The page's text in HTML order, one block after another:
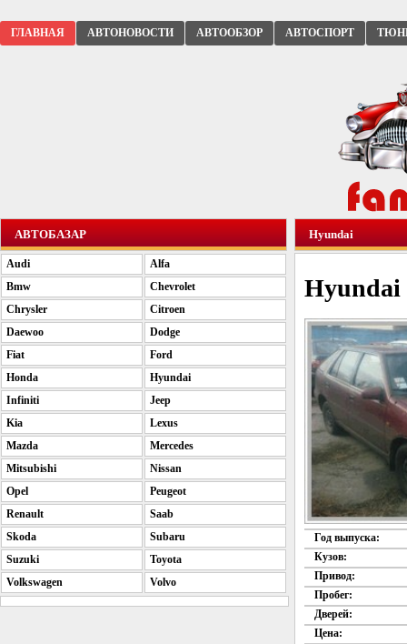
ГЛАВНАЯ АВТОНОВОСТИ АВТООБЗОР АВТОСПОРТ
Hyundai
Hyundai
Год выпуска:
Кузов:
Привод:
Пробег:
Дверей:
Цена:
АВТОБАЗАР
Audi
Alfa
Bmw
Chevrolet
Chrysler
Citroen
Daewoo
Dodge
Fiat
Ford
Honda
Hyundai
Infiniti
Jeep
Kia
Lexus
Mazda
Mercedes
Mitsubishi
Nissan
Opel
Peugeot
Renault
Saab
Skoda
Subaru
Suzuki
Toyota
Volkswagen
Volvo